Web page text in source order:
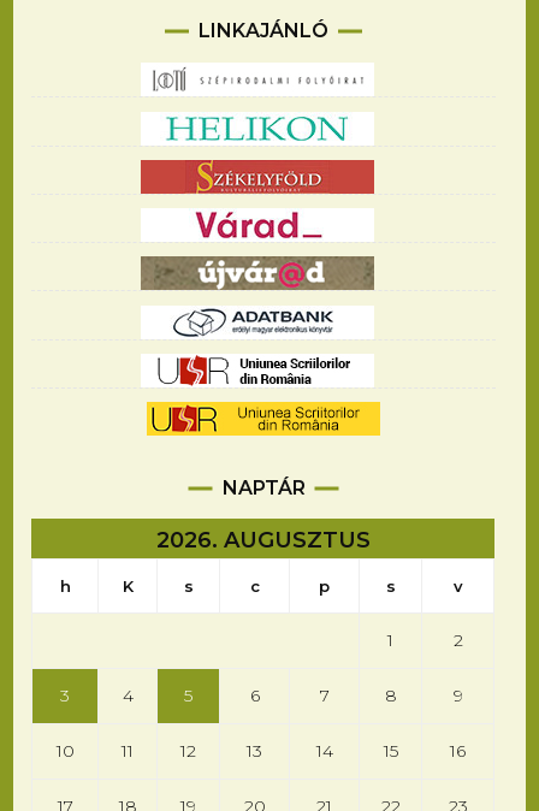
LINKAJÁNLÓ
NAPTÁR
2026. AUGUSZTUS
h K s c p s v
1 2
3 4 5 6 7 8 9
10 11 12 13 14 15 16
17 18 19 20 21 22 23